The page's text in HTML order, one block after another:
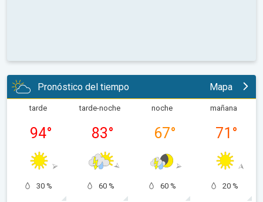
Pronóstico del tiempo Mapa
tarde
94°
30 %
tarde-noche
83°
60 %
noche
67°
60 %
mañana
71 °
20 %